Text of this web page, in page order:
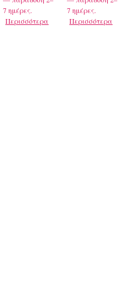
7 ημέρες.
Περισσότερα
7 ημέρες.
Περισσότερα